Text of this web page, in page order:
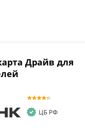
Драйв для
ЦБ РФ